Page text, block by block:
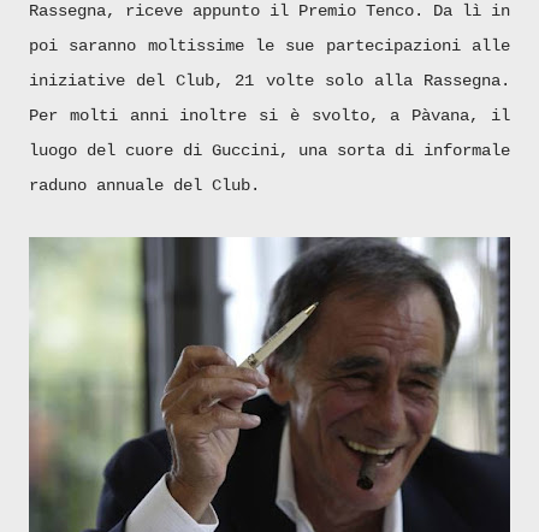
Rassegna, riceve appunto il Premio Tenco. Da lì in
poi saranno moltissime le sue partecipazioni alle
iniziative del Club, 21 volte solo alla Rassegna.
Per molti anni inoltre si è svolto, a Pàvana, il
luogo del cuore di Guccini, una sorta di informale
raduno annuale del Club.